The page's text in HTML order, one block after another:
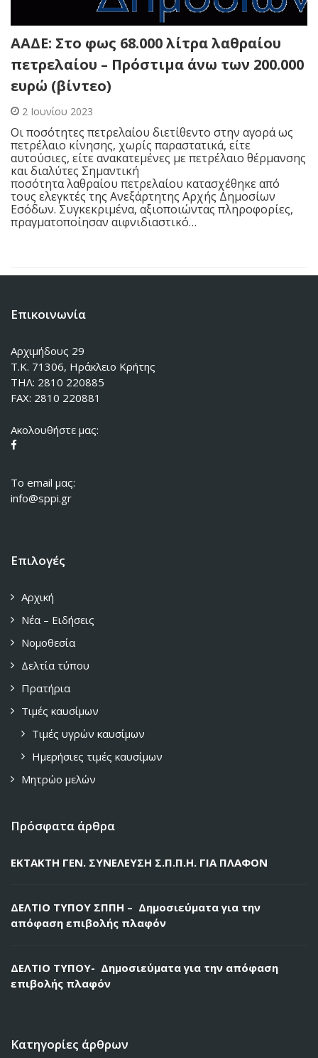
ΑΑΔΕ: Στο φως 68.000 λίτρα λαθραίου
πετρελαίου – Πρόστιμα άνω των 200.000
ευρώ (βίντεο)
2 Ιουνίου 2023
Οι ποσότητες πετρελαίου διετίθεντο στην αγορά ως
πετρέλαιο κίνησης, χωρίς παραστατικά, είτε
αυτούσιες, είτε ανακατεμένες με πετρέλαιο θέρμανσης
και διαλύτες Σημαντική
ποσότητα λαθραίου πετρελαίου κατασχέθηκε από
τους ελεγκτές της Ανεξάρτητης Αρχής Δημοσίων
Εσόδων. Συγκεκριμένα, αξιοποιώντας πληροφορίες,
πραγματοποίησαν αιφνιδιαστικό…
Επικοινωνία
Αρχιμήδους 29
Τ.Κ. 71306, Ηράκλειο Κρήτης
ΤΗΛ: 2810 220885
FAX: 2810 220881
Ακολουθήστε μας:
To email μας:
info@sppi.gr
Επιλογές
Αρχική
Νέα – Ειδήσεις
Νομοθεσία
Δελτία τύπου
Πρατήρια
Τιμές καυσίμων
Τιμές υγρών καυσίμων
Ημερήσιες τιμές καυσίμων
Μητρώο μελών
Πρόσφατα άρθρα
ΕΚΤΑΚΤΗ ΓΕΝ. ΣΥΝΕΛΕΥΣΗ Σ.Π.Π.Η. ΓΙΑ ΠΛΑΦΟΝ
ΔΕΛΤΙΟ ΤΥΠΟΥ ΣΠΠΗ – Δημοσιεύματα για την
απόφαση επιβολής πλαφόν
ΔΕΛΤΙΟ ΤΥΠΟΥ- Δημοσιεύματα για την απόφαση
επιβολής πλαφόν
Κατηγορίες άρθρων